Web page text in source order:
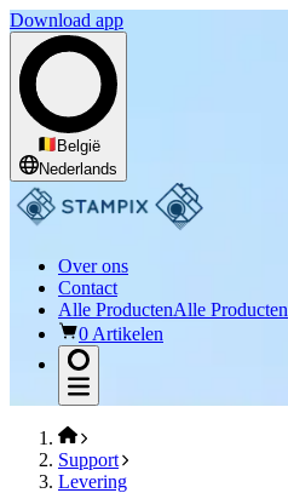
Download app
België
Nederlands
Over ons
Contact
Alle ProductenAlle Producten
0 Artikelen
Support
Levering